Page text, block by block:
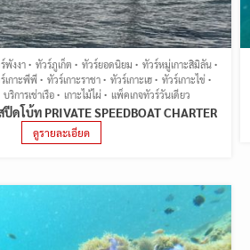
พังงา ทัวร์ภูเก็ต ทัวร์ยอดนิยม
ทัวร์หมู่เกาะสิมิลัน
เกาะพีพี ทัวร์เกาะราชา ทัวร์เกาะเฮ
ทัวร์เกาะไข่
บริการเช่าเรือ เกาะไม้ไผ่ แพ็คเกจทัวร์วันเดียว
ดโบ้ท PRIVATE SPEEDBOAT CHARTER
ดูรายละเอียด